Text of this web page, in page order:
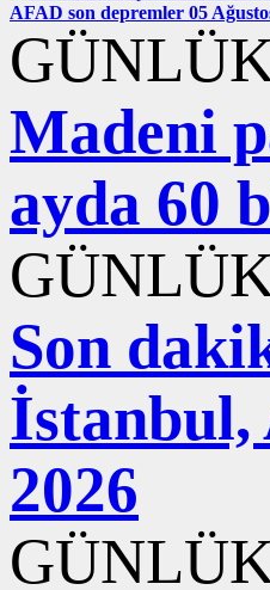
AFAD son depremler 05
Madeni
ayda 60
Son
İstanbul,
2026